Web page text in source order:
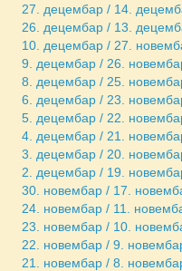
27. децембар / 14.
26. децембар / 13.
10. децембар / 27.
9. децембар / 26.
8. децембар / 25.
6. децембар / 23.
5. децембар / 22.
4. децембар / 21.
3. децембар / 20.
2. децембар / 19.
30. новембар / 17.
24. новембар / 11.
23. новембар / 10.
22. новембар / 9.
21. новембар / 8.